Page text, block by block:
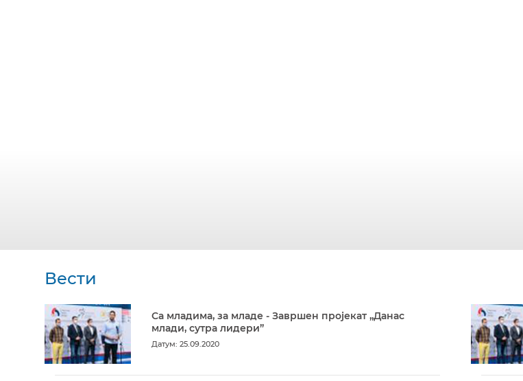
Вести
Са младима, за младе - Завршен пројекат „Данас
млади, сутра лидери”
Датум: 25.09.2020